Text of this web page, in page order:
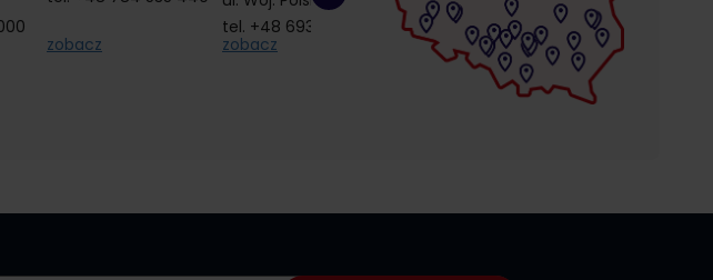
zobacz
tel. +48 693 692 414
zobacz
tel. +48 504 968 360
zobacz
tel. +48 510 857
zobacz